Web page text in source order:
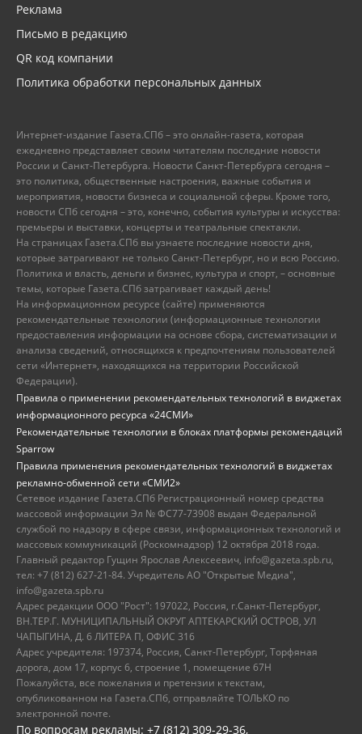
Реклама
Письмо в редакцию
QR код компании
Политика обработки персональных данных
Интернет-издание Газета.СПб – это онлайн-газета, которая
ежедневно представляет своим читателям последние новости
России и Санкт-Петербурга. Новости Санкт-Петербурга сегодня –
это политика, общественные настроения, важные события и
мероприятия, новости бизнеса и социальной сферы. Кроме того,
новости СПб сегодня – это, конечно, события культуры и искусства:
премьеры и выставки, концерты и театральные спектакли.
На страницах Газета.СПб вы узнаете последние новости дня,
которые затрагивают не только Санкт-Петербург, но и всю Россию.
Политика и власть, деньги и бизнес, культура и спорт, – основные
темы, которые Газета.СПб затрагивает каждый день!
На информационном ресурсе (сайте) применяются
рекомендательные технологии (информационные технологии
предоставления информации на основе сбора, систематизации и
анализа сведений, относящихся к предпочтениям пользователей
сети «Интернет», находящихся на территории Российской
Федерации).
Правила о применении рекомендательных технологий в виджетах
информационного ресурса «24СМИ»
Рекомендательные технологии в блоках платформы рекомендаций
Sparrow
Правила применения рекомендательных технологий в виджетах
рекламно-обменной сети «СМИ2»
Сетевое издание Газета.СПб Регистрационный номер средства
массовой информации Эл № ФС77-73908 выдан Федеральной
службой по надзору в сфере связи, информационных технологий и
массовых коммуникаций (Роскомнадзор) 12 октября 2018 года.
Главный редактор Гущин Ярослав Алексеевич, info@gazeta.spb.ru,
тел: +7 (812) 627-21-84. Учредитель АО "Открытые Медиа",
info@gazeta.spb.ru
Адрес редакции ООО "Рост": 197022, Россия, г.Санкт-Петербург,
ВН.ТЕР.Г. МУНИЦИПАЛЬНЫЙ ОКРУГ АПТЕКАРСКИЙ ОСТРОВ, УЛ
ЧАПЫГИНА, Д. 6 ЛИТЕРА П, ОФИС 316
Адрес учредителя: 197374, Россия, Санкт-Петербург, Торфяная
дорога, дом 17, корпус 6, строение 1, помещение 67Н
Пожалуйста, все пожелания и претензии к текстам,
опубликованном на Газета.СПб, отправляйте ТОЛЬКО по
электронной почте.
По вопросам рекламы: +7 (812) 309-29-36,